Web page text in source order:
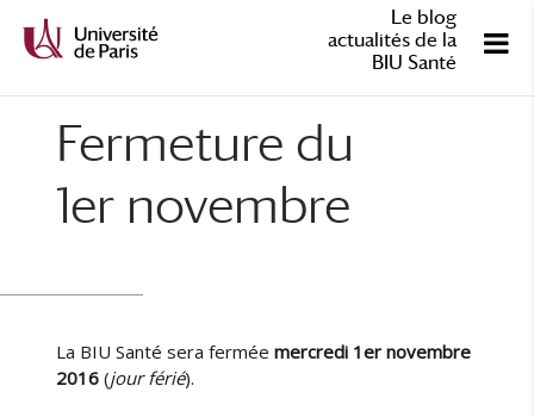
Le blog
actualités de la
BIU Santé
Fermeture du
1er novembre
La BIU Santé sera ferméemercredi 1er novembre
2016 (jour férié).